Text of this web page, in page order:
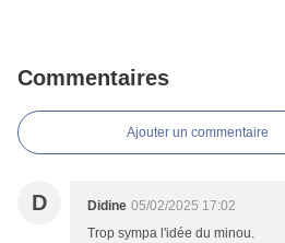
Commentaires
Ajouter un commentaire
D Didine 05/02/2025 17:02
Trop sympa l'idée du minou.